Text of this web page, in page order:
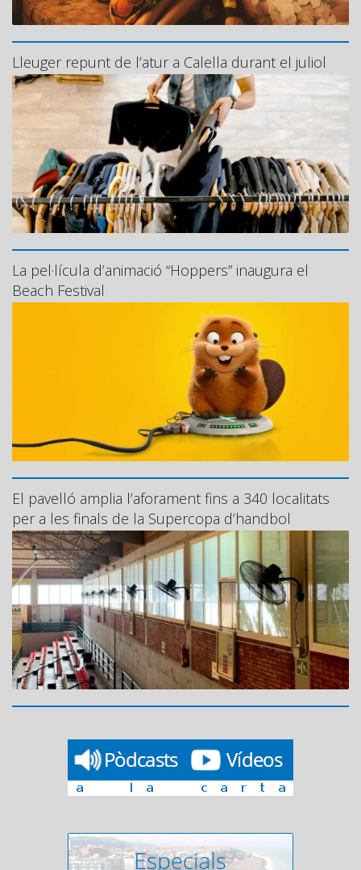
Lleuger repunt de l’atur a Calella durant el juliol
La pel·lícula d’animació “Hoppers” inaugura el
Beach Festival
El pavelló amplia l’aforament fins a 340 localitats
per a les finals de la Supercopa d’handbol